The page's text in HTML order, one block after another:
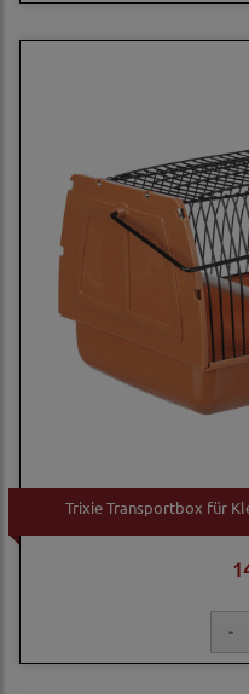
Trixie Transportbox für